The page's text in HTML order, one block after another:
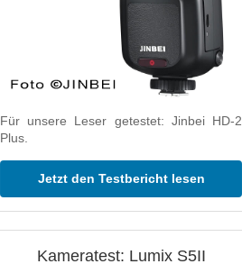
Für unsere Leser getestet: Jinbei HD-2
Plus.
Jetzt den Testbericht lesen
Kameratest: Lumix S5II